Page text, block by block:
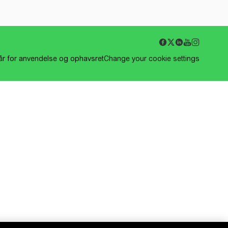
for anvendelse og ophavsretChange your cookie settings